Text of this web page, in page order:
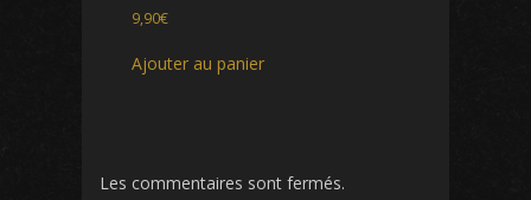
9,90€
Ajouter au panier
Les commentaires sont fermés.